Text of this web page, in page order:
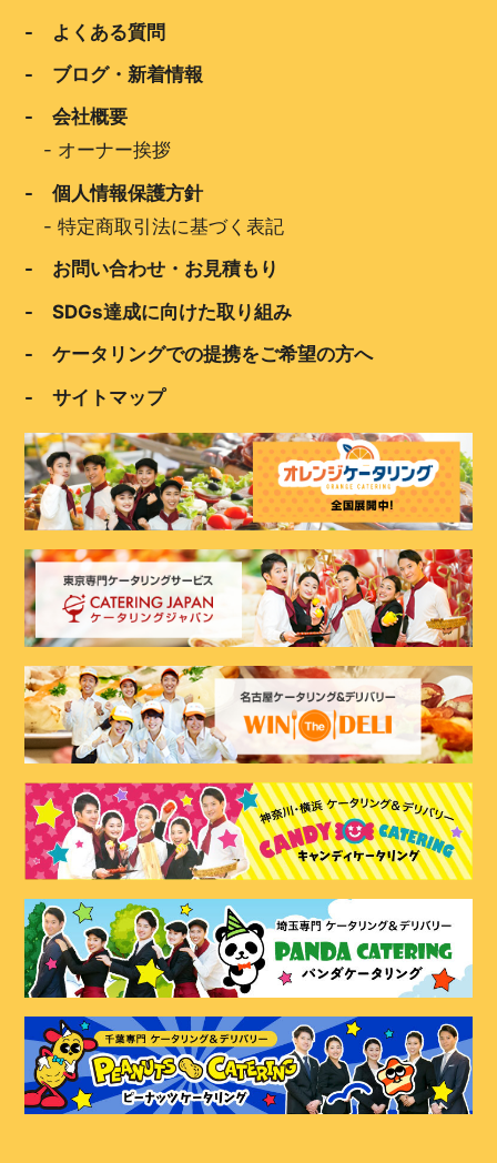
- よくある質問
- ブログ・新着情報
- 会社概要
- オーナー挨拶
- 個人情報保護方針
-特定商取引法に基づく表記
- お問い合わせ・お見積もり
- SDGs達成に向けた取り組み
- ケータリングでの提携をご希望の方へ
- サイトマップ